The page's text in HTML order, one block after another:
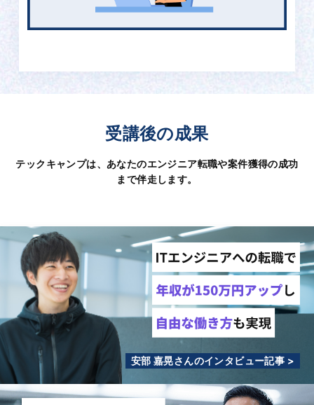
受講後の成果
テックキャンプは、あなたのエンジニア転職や案件獲得の成功
まで伴走します。
安部 嘉晃さんのインタビュー記事 >